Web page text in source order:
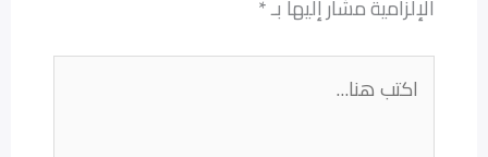
الإلزامية مشار إليها بـ*
هنا...